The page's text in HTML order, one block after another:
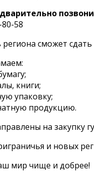
58
сможет
книги;
упаковку;
продукцию.
на
и новых
мир чище и добрее!